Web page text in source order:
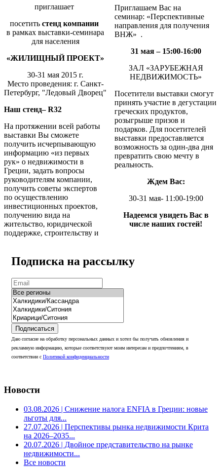
приглашает
посетить стенд компании
в рамках выставки-семинара
для населения
«ЖИЛИЩНЫЙ ПРОЕКТ»
30-31 мая 2015 г.
Место проведения: г. Санкт-
Петербург, "Ледовый Дворец"
Наш стенд–R32
На протяжении всей работы
выставки Вы сможете
получить исчерпывающую
информацию «из первых
рук» о недвижимости в
Греции, задать вопросы
руководителям компании,
получить советы экспертов
по осуществлению
инвестиционных проектов,
получению вида на
жительство, юридической
поддержке, строительству и
Приглашаем Вас на
семинар: «Перспективные
направления для получения
ВНЖ» .
31 мая – 15:00-16:00
ЗАЛ «ЗАРУБЕЖНАЯ
НЕДВИЖИМОСТЬ»
Посетители выставки смогут
принять участие в дегустации
греческих продуктов,
розыгрыше призов и
подарков. Для посетителей
выставки предоставляется
возможность за один-два дня
превратить свою мечту в
реальность.
Ждем Вас:
30-31 мая- 11:00-19:00
Надеемся увидеть Вас в
числе наших гостей!
Подписка на рассылку
Подписаться
Даю согласие на обработку персональных данных и хотел бы получать обновления и
рекламную информацию, которые соответствуют моим интересам и предпочтениям, в
соответствии с Политикой конфиденциальности
Новости
03.08.2026 | Снижение налога ENFIA в Греции: новые
льготы для...
27.07.2026 | Перспективы рынка недвижимости Крита
на 2026–2035...
20.07.2026 | Двойное представительство на рынке
недвижимости...
Все новости